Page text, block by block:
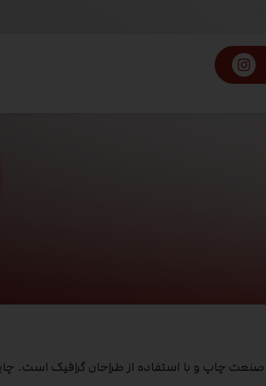
صنعت چاپ و با استفاده از طراحان گرافیک است.